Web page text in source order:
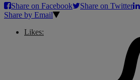
Share on Facebook
Share on Twitter
Share by Email
Likes: